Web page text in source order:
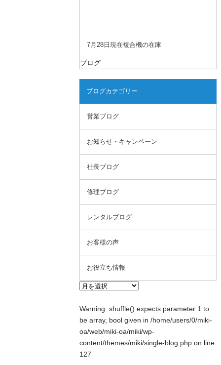
7月28日現在複合機の在庫
ブログ
ブログカテゴリー
営業ブログ
お知らせ・キャンペーン
社長ブログ
修理ブログ
レンタルブログ
お客様の声
お役立ち情報
Warning: shuffle() expects parameter 1 to
be array, bool given in/home/users/0/miki-
oa/web/miki-oa/miki/wp-
content/themes/miki/single-blog.php on line
127